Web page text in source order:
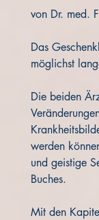
von Dr. med.
Das
möglichst
Die beiden
werden
und geistige
Buches.
Mit den